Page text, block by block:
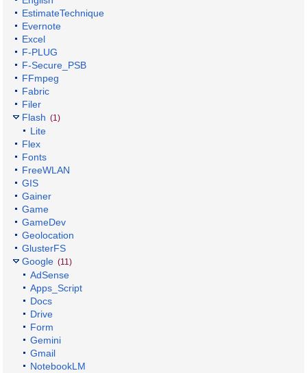
EstimateTechnique
Evernote
Excel
F-PLUG
F-Secure_PSB
FFmpeg
Fabric
Filer
Flash (1)
Lite
Flex
Fonts
FreeWLAN
GIS
Gainer
Game
GameDev
Geolocation
GlusterFS
Google (11)
AdSense
Apps_Script
Docs
Drive
Form
Gemini
Gmail
NotebookLM